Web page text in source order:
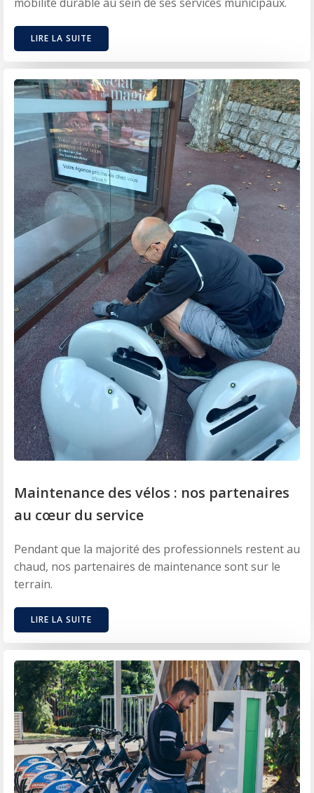
LIRE LA SUITE
Maintenance des vélos : nos partenaires
au cœur du service
Pendant que la majorité des professionnels restent au
chaud, nos partenaires de maintenance sont sur le
terrain.
LIRE LA SUITE